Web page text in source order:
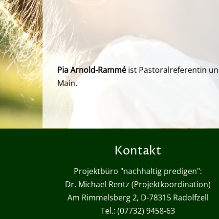
Pia Arnold-Rammé ist Pastoralreferentin
Main.
Kontakt
Projektbüro "nachhaltig predigen":
Dr. Michael Rentz (Projektkoordination)
Am Rimmelsberg 2, D-78315 Radolfzell
Tel.: (07732) 9458-63